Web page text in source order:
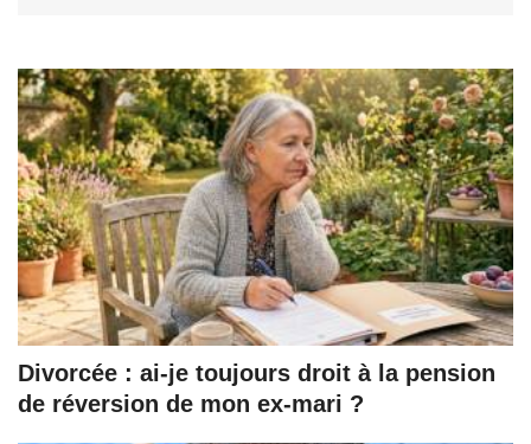
Divorcée : ai-je toujours droit à la pension
de réversion de mon ex-mari ?